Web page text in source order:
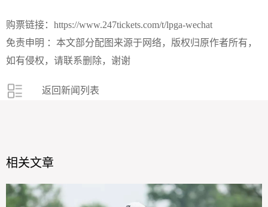
购票链接：https://www.247tickets.com/t/lpga-wechat
免责申明 ：本文部分配图来源于网络，版权归原作者所有，
如有侵权，请联系删除，谢谢
返回新闻列表
相关文章